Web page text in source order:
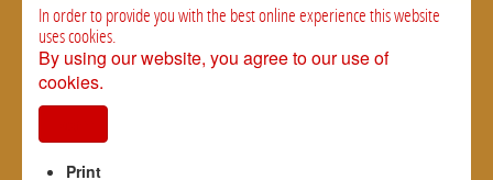
In order to provide you with the best online experience this website
uses cookies.
By using our website, you agree to our use of
cookies.
Print